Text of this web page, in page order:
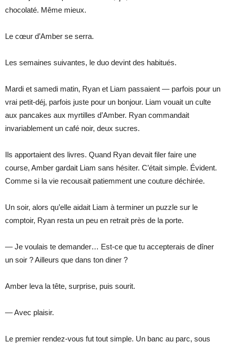
chocolaté. Même mieux.
Le cœur d’Amber se serra.
Les semaines suivantes, le duo devint des habitués.
Mardi et samedi matin, Ryan et Liam passaient — parfois pour un
vrai petit-déj, parfois juste pour un bonjour. Liam vouait un culte
aux pancakes aux myrtilles d’Amber. Ryan commandait
invariablement un café noir, deux sucres.
Ils apportaient des livres. Quand Ryan devait filer faire une
course, Amber gardait Liam sans hésiter. C’était simple. Évident.
Comme si la vie recousait patiemment une couture déchirée.
Un soir, alors qu’elle aidait Liam à terminer un puzzle sur le
comptoir, Ryan resta un peu en retrait près de la porte.
— Je voulais te demander… Est-ce que tu accepterais de dîner
un soir ? Ailleurs que dans ton diner ?
Amber leva la tête, surprise, puis sourit.
— Avec plaisir.
Le premier rendez-vous fut tout simple. Un banc au parc, sous